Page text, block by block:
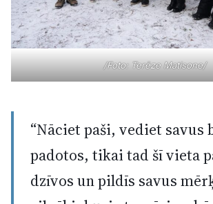
/Foto: Terēze Matisone/
“Nāciet paši, vediet savus
padotos, tikai tad šī vieta
dzīvos un pildīs savus